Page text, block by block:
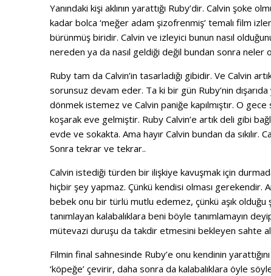
Yanındaki kişi aklının yarattığı Ruby’dir. Calvin şoke
kadar bolca ‘meğer adam şizofrenmiş’ temalı film
bürünmüş biridir. Calvin ve izleyici bunun nasıl
nereden ya da nasıl geldiği değil bundan sonra neler
Ruby tam da Calvin’in tasarladığı gibidir. Ve Calvin
sorunsuz devam eder. Ta ki bir gün Ruby’nin
dönmek istemez ve Calvin paniğe kapılmıştır. O
koşarak eve gelmiştir. Ruby Calvin’e artık deli gibi
evde ve sokakta. Ama hayır Calvin bundan da
Sonra tekrar ve tekrar..
Calvin istediği türden bir ilişkiye kavuşmak için
hiçbir şey yapmaz. Çünkü kendisi olması gerekendir.
bebek onu bir türlü mutlu edemez, çünkü aşık olduğu
tanımlayan kalabalıklara beni böyle tanımlamayın
mütevazi duruşu da takdir etmesini bekleyen sahte
Filmin final sahnesinde Ruby’e onu kendinin
‘köpeğe’ çevirir, daha sonra da kalabalıklara öyle